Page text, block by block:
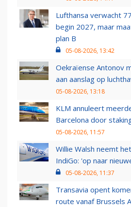
Lufthansa verwacht
begin 2027, maar
plan B
05-08-2026, 13:42
Oekraïense Antonov
aan aanslag op
05-08-2026, 13:18
KLM annuleert
Barcelona door
05-08-2026, 11:57
Willie Walsh neemt
IndiGo: 'op naar
05-08-2026, 11:37
Transavia opent
route vanaf Brussels